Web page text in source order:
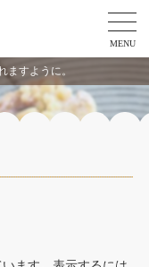
MENU
ますように。